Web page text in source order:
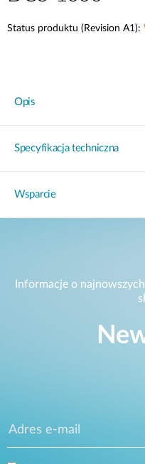
Status produktu (Revision A1):
Opis
Specyfikacja techniczna
Wsparcie
Informacje o